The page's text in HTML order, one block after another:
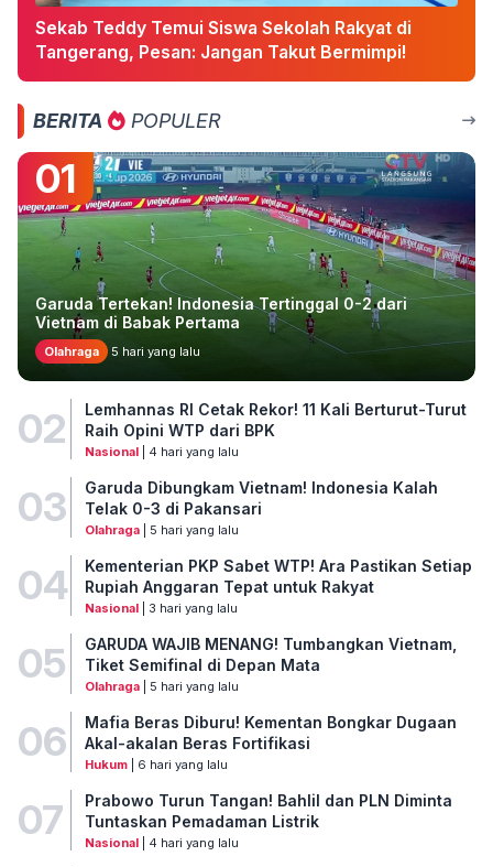
Sekab Teddy Temui Siswa Sekolah Rakyat di
Tangerang, Pesan: Jangan Takut Bermimpi!
BERITA POPULER
01
Garuda Tertekan! Indonesia Tertinggal 0-2 dari
Vietnam di Babak Pertama
Olahraga 5 hari yang lalu
02
Lemhannas RI Cetak Rekor! 11 Kali Berturut-Turut
Raih Opini WTP dari BPK
Nasional| 4 hari yang lalu
03
Garuda Dibungkam Vietnam! Indonesia Kalah
Telak 0-3 di Pakansari
Olahraga| 5 hari yang lalu
04
Kementerian PKP Sabet WTP! Ara Pastikan Setiap
Rupiah Anggaran Tepat untuk Rakyat
Nasional| 3 hari yang lalu
05
GARUDA WAJIB MENANG! Tumbangkan Vietnam,
Tiket Semifinal di Depan Mata
Olahraga| 5 hari yang lalu
06
Mafia Beras Diburu! Kementan Bongkar Dugaan
Akal-akalan Beras Fortifikasi
Hukum| 6 hari yang lalu
07
Prabowo Turun Tangan! Bahlil dan PLN Diminta
Tuntaskan Pemadaman Listrik
Nasional| 4 hari yang lalu